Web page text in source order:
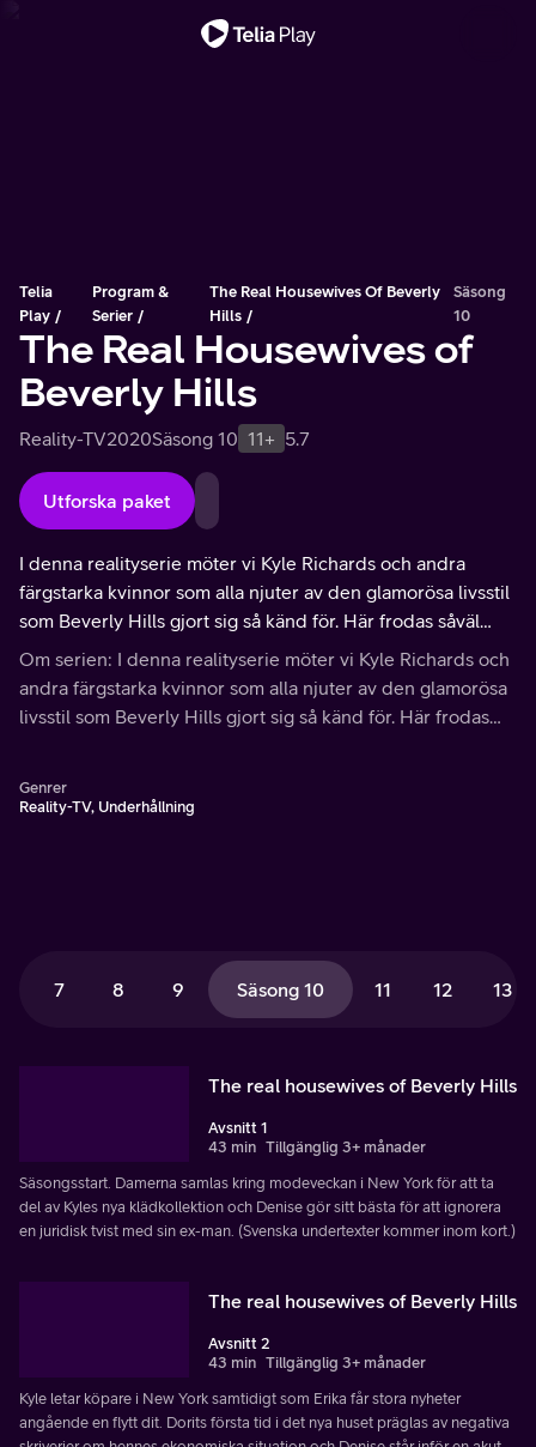
Telia
Play
Program &
Serier
The Real Housewives Of Beverly
Hills
Säsong
10
The Real Housewives of
Beverly Hills
Reality-TV2020Säsong 10 11+ 5.7
Utforska paket
I denna realityserie möter vi Kyle Richards och andra
färgstarka kvinnor som alla njuter av den glamorösa livsstil
som Beverly Hills gjort sig så känd för. Här frodas såväl
arvtagerskor som entreprenörer i en värld fylld av lyxvillor
och diamanter.
Om serien: I denna realityserie möter vi Kyle Richards och
andra färgstarka kvinnor som alla njuter av den glamorösa
livsstil som Beverly Hills gjort sig så känd för. Här frodas
Genrer
Reality-TV, Underhållning
7 8 9 Säsong 10 11 12 13
The real housewives of Beverly Hills
Avsnitt 1
43 min Tillgänglig 3+ månader
Säsongsstart. Damerna samlas kring modeveckan i New York för att ta
del av Kyles nya klädkollektion och Denise gör sitt bästa för att ignorera
en juridisk tvist med sin ex-man. (Svenska undertexter kommer inom kort.)
The real housewives of Beverly Hills
Avsnitt 2
43 min Tillgänglig 3+ månader
Kyle letar köpare i New York samtidigt som Erika får stora nyheter
angående en flytt dit. Dorits första tid i det nya huset präglas av negativa